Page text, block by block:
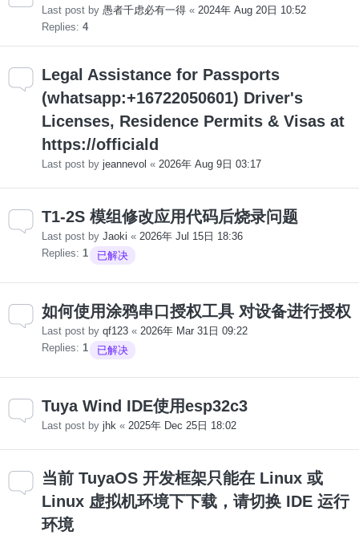
Last post by 愚者千虑必有一得 « 2024年 Aug 20日 10:52
Replies: 4
Legal Assistance for Passports
(whatsapp:+16722050601) Driver's
Licenses, Residence Permits & Visas at
https://officiald
Last post by jeannevol « 2026年 Aug 9日 03:17
T1-2S 模组修改应用代码后烧录问题
Last post by Jaoki « 2026年 Jul 15日 18:36
Replies: 1 已解决
如何使用涂鸦串口授权工具 对设备进行授权
Last post by qf123 « 2026年 Mar 31日 09:22
Replies: 1 已解决
Tuya Wind IDE使用esp32c3
Last post by jhk « 2025年 Dec 25日 18:02
当前 TuyaOS 开发框架只能在 Linux 或
Linux 虚拟机环境下下载，请切换 IDE 运行
环境